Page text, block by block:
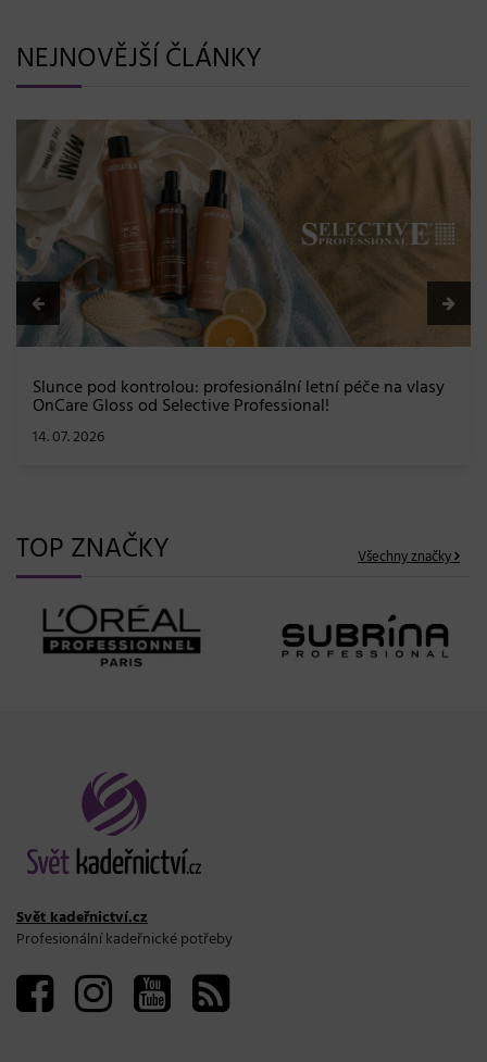
NEJNOVĚJŠÍ ČLÁNKY
BLONDME přichází s novou érou blond: lesk, glow efekt
a maximální péče bez kompromisů
08. 06. 2026
TOP ZNAČKY Všechny značky
Svět kadeřnictví.cz
Profesionální kadeřnické potřeby